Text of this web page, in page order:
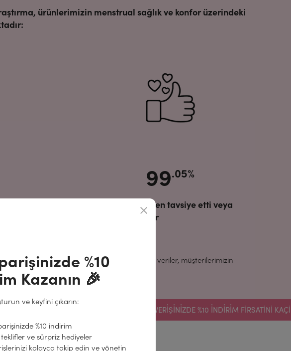
ürünlerimizin menstrual sağlık ve konfor üzerindeki
99.05%
ENROUSH'u zaten tavsiye etti veya
etmeyi planlıyor
yanıtlarına dayanmaktadır. Toplanan veriler, müşterilerimizin
ve analiz edilmiştir.
KAYDOLUN VE İLK ALIŞVERİŞİNİZDE %10 İNDİRİM FIRSATINI
%10
Kazanın 🎉
ve keyfini çıkarın:
%10 indirim
ve sürpriz hediyeler
kolayca takip edin ve yönetin